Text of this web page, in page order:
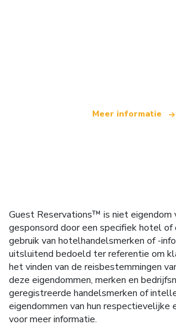
Meer informatie
Guest Reservations™ is niet eigendom
gesponsord door een specifiek hotel
gebruik van hotelhandelsmerken of -
uitsluitend bedoeld ter referentie om
het vinden van de reisbestemmingen
deze eigendommen, merken en
geregistreerde handelsmerken of
eigendommen van hun respectievelijke
voor meer informatie.